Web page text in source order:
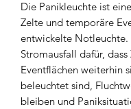
Die Panikleuchte ist
Zelte und temporäre
entwickelte Notleuchte.
Stromausfall dafür,
Eventflächen weiterhin
beleuchtet sind,
bleiben und